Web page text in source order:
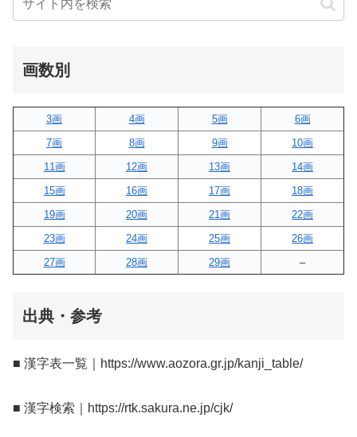
画数別
3画 4画 5画
6画
7画
8画 9画
10画
11画
12画 13画
14画
15画
16画 17画
18画
19画
20画 21画
22画
23画
24画 25画
26画
27画
28画 29画 –
出典・参考
■ 漢字表一覧｜https://www.aozora.gr.jp/kanji_table/
■ 漢字検索｜https://rtk.sakura.ne.jp/cjk/